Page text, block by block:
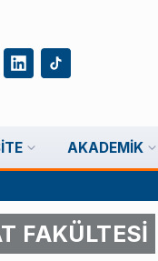
AKADEMIK
FAKÜLTESİ